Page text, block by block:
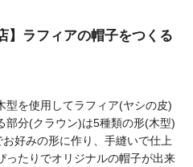
】ラフィアの帽子をつくる
型を使用してラフィア(ヤシの皮)
部分(クラウン)は5種類の形(木型)
好みの形に作り、手縫いで仕上
ったりでオリジナルの帽子が出来